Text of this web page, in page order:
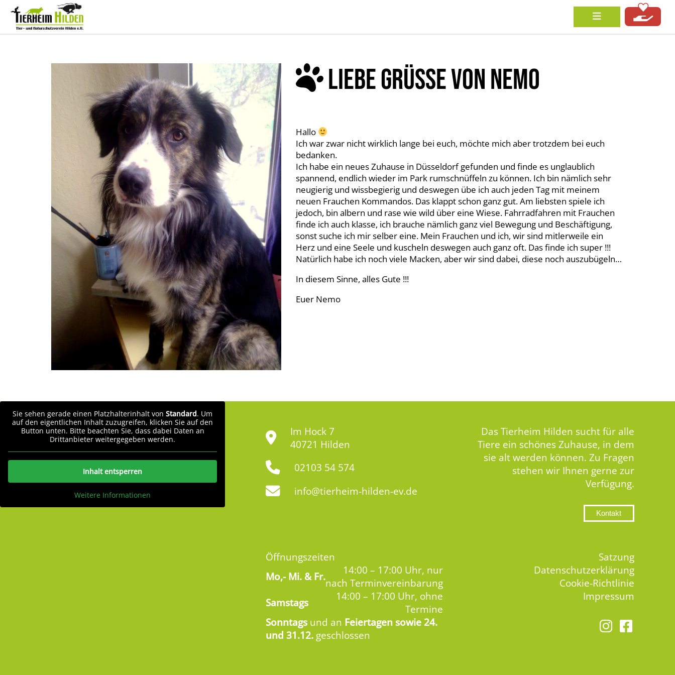
LIEBE GRÜSSE VON NEMO
Hallo
Ich war zwar nicht wirklich lange bei euch, möchte mich aber trotzdem bei euch
bedanken.
Ich habe ein neues Zuhause in Düsseldorf gefunden und finde es unglaublich
spannend, endlich wieder im Park rumschnüffeln zu können. Ich bin nämlich sehr
neugierig und wissbegierig und deswegen übe ich auch jeden Tag mit meinem
neuen Frauchen Kommandos. Das klappt schon ganz gut. Am liebsten spiele ich
jedoch, bin albern und rase wie wild über eine Wiese. Fahrradfahren mit Frauchen
finde ich auch klasse, ich brauche nämlich ganz viel Bewegung und Beschäftigung,
sonst suche ich mir selber eine. Mein Frauchen und ich, wir sind mitlerweile ein
Herz und eine Seele und kuscheln deswegen auch ganz oft. Das finde ich super !!!
Natürlich habe ich noch viele Macken, aber wir sind dabei, diese noch auszubügeln…
In diesem Sinne, alles Gute !!!
Euer Nemo
Sie sehen gerade einen Platzhalterinhalt von Standard. Um
auf den eigentlichen Inhalt zuzugreifen, klicken Sie auf den
Button unten. Bitte beachten Sie, dass dabei Daten an
Drittanbieter weitergegeben werden.
Inhalt entsperren
Weitere Informationen
Im Hock 7
40721 Hilden
02103 54 574
info@tierheim-hilden-ev.de
Das Tierheim Hilden sucht für alle
Tiere ein schönes Zuhause, in dem
sie alt werden können. Zu Fragen
stehen wir Ihnen gerne zur
Verfügung.
Kontakt
Öffnungszeiten
Mo,-Mi. & Fr.
14:00 – 17:00 Uhr, nur
nach Terminvereinbarung
Samstags
14:00 – 17:00 Uhr, ohne
Termine
Sonntags und an Feiertagen sowie 24.
und 31.12. geschlossen
Satzung
Datenschutzerklärung
Cookie-Richtlinie
Impressum